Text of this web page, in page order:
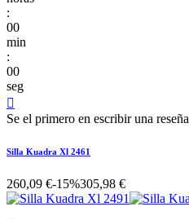
:
00
min
:
00
seg

Se el primero en escribir una reseña
Silla Kuadra Xl 2461
260,09 €-15%305,98 €